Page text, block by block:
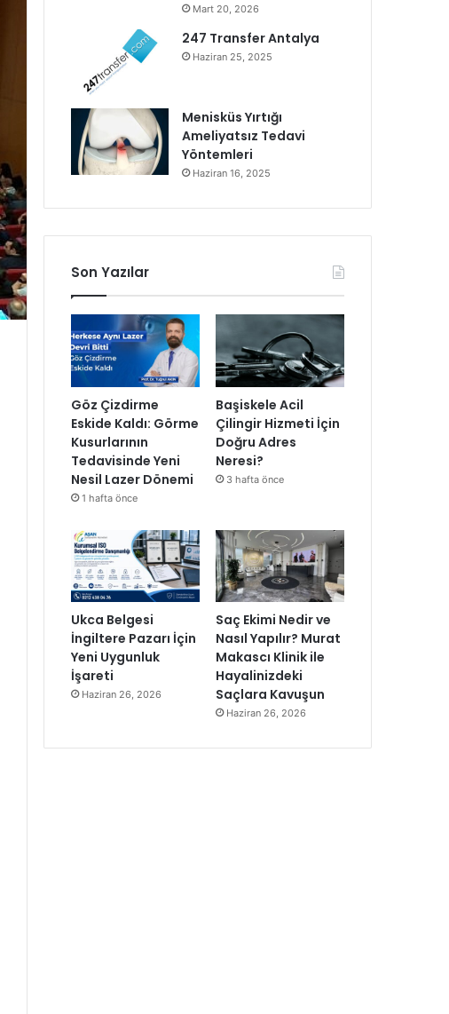
Mart 20, 2026
247 Transfer Antalya
Haziran 25, 2025
Menisküs Yırtığı
Ameliyatsız Tedavi
Yöntemleri
Haziran 16, 2025
Son Yazılar
Göz Çizdirme
Eskide Kaldı: Görme
Kusurlarının
Tedavisinde Yeni
Nesil Lazer Dönemi
1 hafta önce
Başiskele Acil
Çilingir Hizmeti İçin
Doğru Adres
Neresi?
3 hafta önce
Ukca Belgesi
İngiltere Pazarı İçin
Yeni Uygunluk
İşareti
Haziran 26, 2026
Saç Ekimi Nedir ve
Nasıl Yapılır? Murat
Makascı Klinik ile
Hayalinizdeki
Saçlara Kavuşun
Haziran 26, 2026